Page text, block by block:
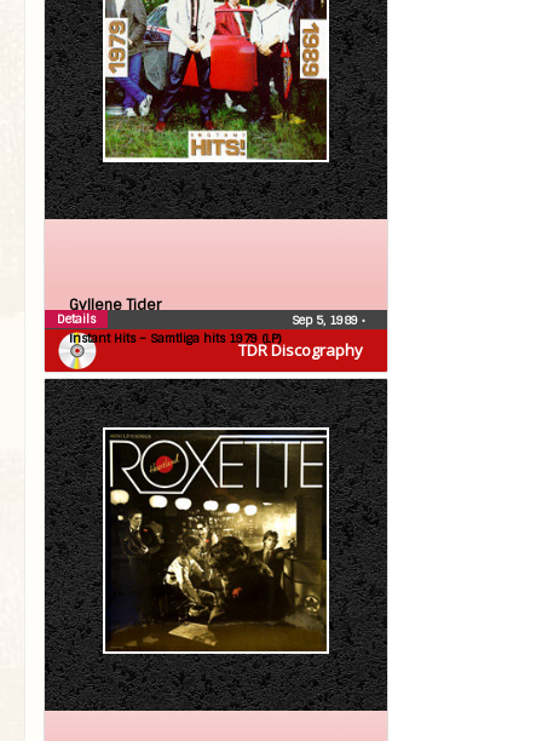
TDR Discography
Gyllene Tider
Instant Hits – Samtliga hits 1979 (LP)
Sep 5, 1989 •
Details